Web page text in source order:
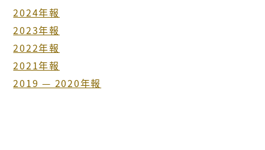
2024年報
2023年報
2022年報
2021年報
2019 — 2020年報